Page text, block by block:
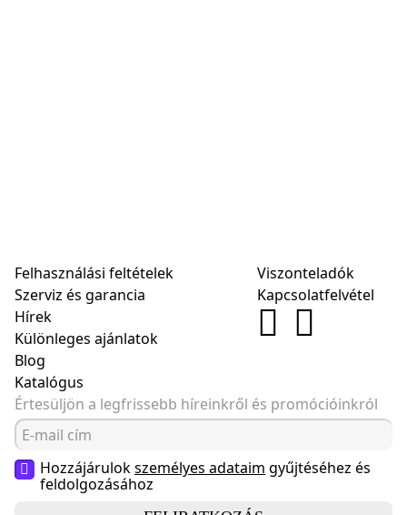
Felhasználási feltételek
Szerviz és garancia
Hírek
Különleges ajánlatok
Blog
Katalógus
Viszonteladók
Kapcsolatfelvétel
Értesüljön a legfrissebb híreinkről és promócióinkról
Hozzájárulokszemélyes adataim gyűjtéséhez és
feldolgozásához